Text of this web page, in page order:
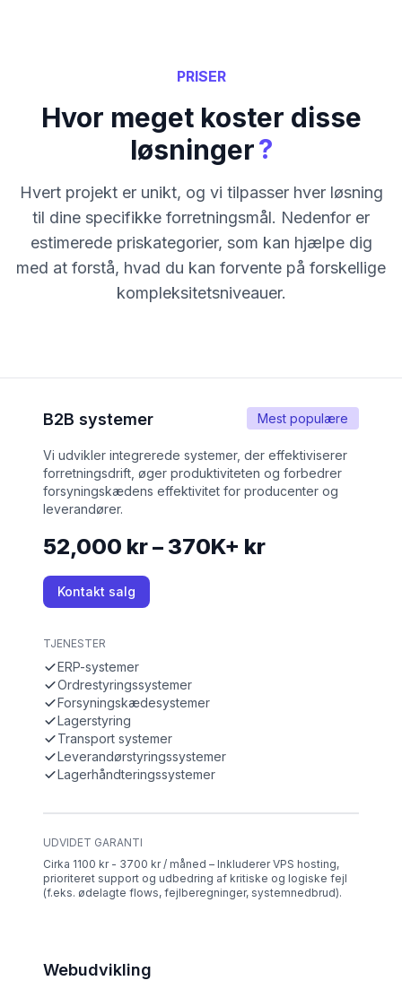
PRISER
Hvor meget koster disse
løsninger?
Hvert projekt er unikt, og vi tilpasser hver løsning
til dine specifikke forretningsmål. Nedenfor er
estimerede priskategorier, som kan hjælpe dig
med at forstå, hvad du kan forvente på forskellige
kompleksitetsniveauer.
Mest populære
B2B systemer
Vi udvikler integrerede systemer, der effektiviserer
forretningsdrift, øger produktiviteten og forbedrer
forsyningskædens effektivitet for producenter og
leverandører.
52,000 kr – 370K+ kr
Kontakt salg
TJENESTER
ERP-systemer
Ordrestyringssystemer
Forsyningskædesystemer
Lagerstyring
Transport systemer
Leverandørstyringssystemer
Lagerhåndteringssystemer
UDVIDET GARANTI
Cirka 1100 kr - 3700 kr / måned – Inkluderer VPS hosting,
prioriteret support og udbedring af kritiske og logiske fejl
(f.eks. ødelagte flows, fejlberegninger, systemnedbrud).
Webudvikling